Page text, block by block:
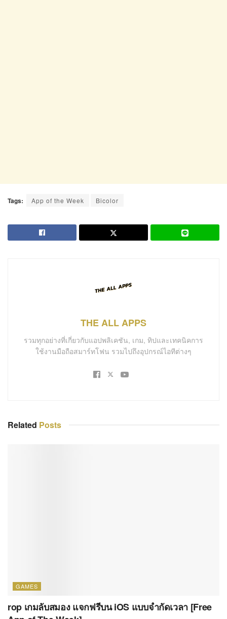
Tags: App of the Week Bicolor
THE ALL APPS
รวมทุกอย่างที่เกี่ยวกับแอปพลิเคชัน, เกม, ทิปและเทคนิคการ
ใช้งานมือถือสมาร์ทโฟน รวมไปถึงอุปกรณ์ไอทีต่างๆ
Related Posts
GAMES
rop เกมลับสมอง แจกฟรีบน iOS แบบจำกัดเวลา [Free